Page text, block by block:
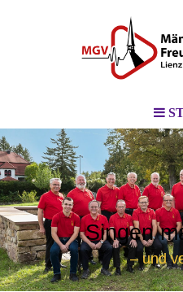
Singen
– und